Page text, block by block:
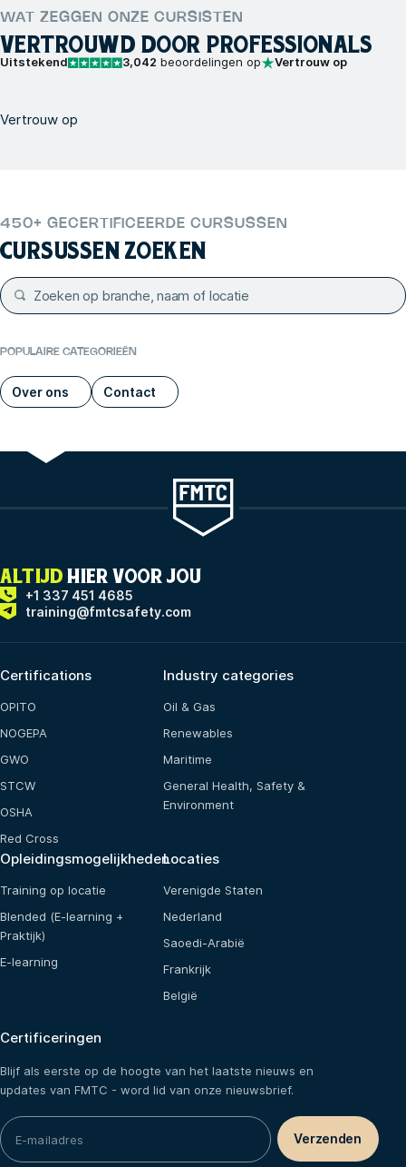
WAT ZEGGEN ONZE CURSISTEN
VERTROUWD DOOR PROFESSIONALS
Uitstekend 3,042 beoordelingen op Vertrouw op
Vertrouw op
450+ GECERTIFICEERDE CURSUSSEN
CURSUSSEN ZOEKEN
POPULAIRE CATEGORIEËN
Over ons Contact
ALTIJD HIER VOOR JOU
+1 337 451 4685
training@fmtcsafety.com
Certifications
OPITO
NOGEPA
GWO
STCW
OSHA
Red Cross
Industry categories
Oil & Gas
Renewables
Maritime
General Health, Safety &
Environment
Opleidingsmogelijkheden
Training op locatie
Blended (E-learning +
Praktijk)
E-learning
Locaties
Verenigde Staten
Nederland
Saoedi-Arabië
Frankrijk
België
Certificeringen
Blijf als eerste op de hoogte van het laatste nieuws en
updates van FMTC - word lid van onze nieuwsbrief.